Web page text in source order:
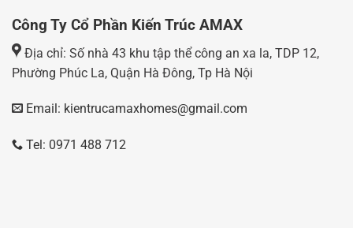
Công Ty Cổ Phần Kiến Trúc AMAX
Địa chỉ: Số nhà 43 khu tập thể công an xa la, TDP 12,
Phường Phúc La, Quận Hà Đông, Tp Hà Nội
Email: kientrucamaxhomes@gmail.com
Tel: 0971 488 712